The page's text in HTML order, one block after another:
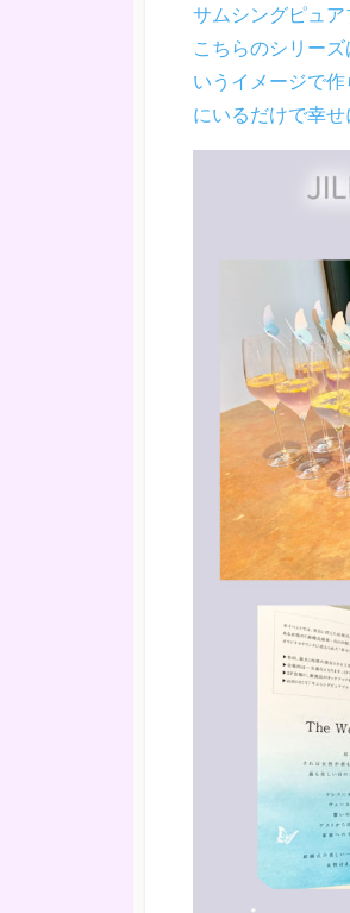
サムシングピュア
こちらのシリー
いうイメージで
にいるだけで幸